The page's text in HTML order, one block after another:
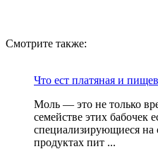
Смотрите также:
Что ест платяная и
Моль — это не только
семействе этих бабочек
специализирующиеся на
продуктах пит ...